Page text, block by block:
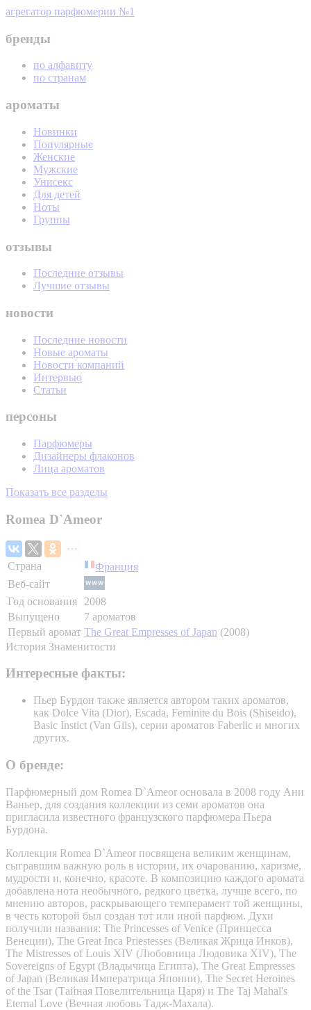
агрегатор парфюмерии №1
бренды
по алфавиту
по странам
ароматы
Новинки
Популярные
Женские
Мужские
Унисекс
Для детей
Ноты
Группы
отзывы
Последние отзывы
Лучшие отзывы
новости
Последние новости
Новые ароматы
Новости компаний
Интервью
Статьи
персоны
Парфюмеры
Дизайнеры флаконов
Лица ароматов
Показать все разделы
Romea D`Ameor
Страна
Франция
Веб-сайт
Год основания
2008
Выпущено
7 ароматов
Первый аромат The Great Empresses of Japan (2008)
История Знаменитости
Интересные факты:
Пьер Бурдон также является автором таких ароматов,
как Dolce Vita (Dior), Escada, Feminite du Bois (Shiseido),
Basic Instict (Van Gils), серии ароматов Faberlic и многих
других.
О бренде:
Парфюмерный дом Romea D`Ameor основала в 2008 году Ани
Ваньер, для создания коллекции из семи ароматов она
пригласила известного французского парфюмера Пьера
Бурдона.
Коллекция Romea D`Ameor посвящена великим женщинам,
сыгравшим важную роль в истории, их очарованию, харизме,
мудрости и, конечно, красоте. В композицию каждого аромата
добавлена нота необычного, редкого цветка, лучше всего, по
мнению авторов, раскрывающего темперамент той женщины,
в честь которой был создан тот или иной парфюм. Духи
получили названия: The Princesses of Venice (Принцесса
Венеции), The Great Inca Priestesses (Великая Жрица Инков),
The Mistresses of Louis XIV (Любовница Людовика XIV), The
Sovereigns of Egypt (Владычица Египта), The Great Empresses
of Japan (Великая Императрица Японии), The Secret Heroines
of the Tsar (Тайная Повелительница Царя) и The Taj Mahal's
Eternal Love (Вечная любовь Тадж-Махала).